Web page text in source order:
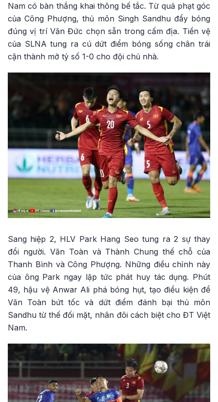
Nam có bàn thắng khai thông bế tắc. Từ quả phạt góc
của Công Phượng, thủ môn Singh Sandhu đẩy bóng
đúng vị trí Văn Đức chọn sẵn trong cấm địa. Tiền vệ
của SLNA tung ra cú dứt điểm bóng sống chân trái
cận thành mở tỷ số 1-0 cho đội chủ nhà.
Sang hiệp 2, HLV Park Hang Seo tung ra 2 sự thay
đổi người. Văn Toàn và Thành Chung thế chỗ của
Thanh Bình và Công Phượng. Những điều chỉnh này
của ông Park ngay lập tức phát huy tác dụng. Phút
49, hậu vệ Anwar Ali phá bóng hụt, tạo điều kiện để
Văn Toàn bứt tốc và dứt điểm đánh bại thủ môn
Sandhu từ thế đối mặt, nhân đôi cách biệt cho ĐT Việt
Nam.